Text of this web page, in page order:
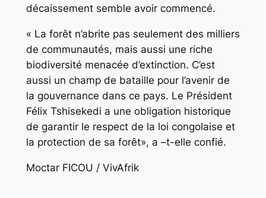
décaissement semble avoir commencé.
« La forêt n’abrite pas seulement des milliers
de communautés, mais aussi une riche
biodiversité menacée d’extinction. C’est
aussi un champ de bataille pour l’avenir de
la gouvernance dans ce pays. Le Président
Félix Tshisekedi a une obligation historique
de garantir le respect de la loi congolaise et
la protection de sa forêt», a –t-elle confié.
Moctar FICOU / VivAfrik